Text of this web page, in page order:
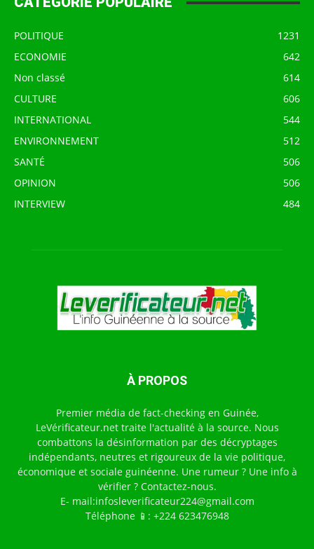
POLITIQUE
1231
ECONOMIE
642
Non classé
614
CULTURE
606
INTERNATIONAL
544
ENVIRONNEMENT
512
SANTÉ
506
OPINION
506
INTERVIEW
484
À PROPOS
Premier média de fact-checking en Guinée,
LeVérificateur.net traite l'actualité à la source. Nous
combattons la désinformation par des décryptages
indépendants, neutres et rigoureux de la vie politique,
économique et sociale guinéenne. Une rumeur ? Une info à
vérifier ? Contactez-nous.
E- mail:infosleverificateur224@gmail.com
Téléphone 📱: +224 623476948